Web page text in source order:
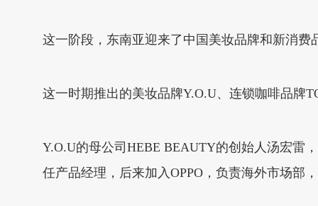
这一阶段，东南亚迎来了中国美妆品牌和新消
这一时期推出的美妆品牌Y.O.U、连锁咖啡品牌
Y.O.U的母公司HEBE BEAUTY的创始人汤宏雷
任产品经理，后来加入OPPO，负责海外市场部